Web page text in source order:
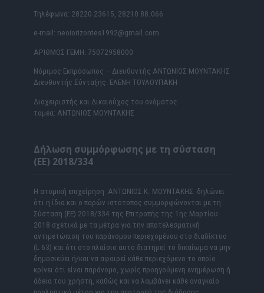
Τηλέφωνα: 28220 23615, 28210 88.066
e-mail: neoiorizontes1992@gmail.com
ΑΡΙΘΜΟΣ ΓΕΜΗ: 75072958000
Νόμιμος Εκπρόσωπος – Διευθυντής ΑΝΤΩΝΙΟΣ ΜΟΥΝΤΑΚΗΣ
Διευθυντής Σύνταξης: ΕΛΕΝΗ ΤΟΥΛΟΥΠΑΚΗ
Διαχειριστής και Δικαιούχος του ονόματος
τομέα: ΑΝΤΩΝΙΟΣ ΜΟΥΝΤΑΚΗΣ
Δήλωση συμμόρφωσης με τη σύσταση
(ΕΕ) 2018/334
Η ατομική επιχείρηση ΑΝΤΩΝΙΟΣ Κ. ΜΟΥΝΤΑΚΗΣ δηλώνει
ότι η ίδια και ο παρών ιστότοπος συμμορφώνονται με τη
Σύσταση (ΕΕ) 2018/334 της Επιτροπής της 1ης Μαρτίου
2018 σχετικά με τα μέτρα για την αποτελεσματική
αντιμετώπιση του παράνομου περιεχομένου στο διαδίκτυο
(L 63) και ότι στο πλαίσιο αυτό διατηρεί το δικαίωμα να μην
δημοσιεύει ή/και να αφαιρεί κάθε περιεχόμενο το οποίο
κρίνει ότι είναι παράνομο, χωρίς προηγούμενη ενημέρωση ή
άδεια του χρήστη, καθώς και να λαμβάνει κάθε αναγκαίο